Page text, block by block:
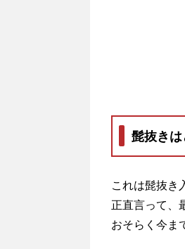
髭抜き
これは髭抜き
正直言って、
おそらく今ま